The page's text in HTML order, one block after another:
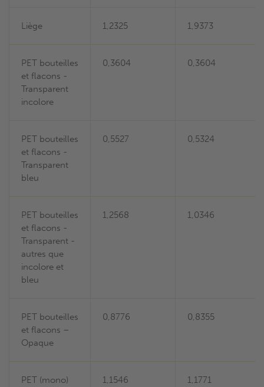
Liège 1,2325 1,9373
PET bouteilles
et flacons -
Transparent
incolore
0,3604 0,3604
PET bouteilles
et flacons -
Transparent
bleu
0,5527 0,5324
PET bouteilles
et flacons -
Transparent -
autres que
incolore et
bleu
1,2568 1,0346
PET bouteilles
et flacons –
Opaque
0,8776 0,8355
PET (mono) 1,1546 1,1771